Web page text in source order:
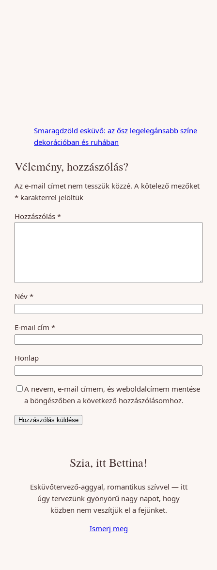
Smaragdzöld esküvő: az ősz legelegánsabb színe
dekorációban és ruhában
Vélemény, hozzászólás?
Az e-mail címet nem tesszük közzé. A kötelező mezőket
* karakterrel jelöltük
Hozzászólás *
Név *
E-mail cím *
Honlap
A nevem, e-mail címem, és weboldalcímem mentése
a böngészőben a következő hozzászólásomhoz.
Szia, itt Bettina!
Esküvőtervező-aggyal, romantikus szívvel — itt
úgy tervezünk gyönyörű nagy napot, hogy
közben nem veszítjük el a fejünket.
Ismerj meg